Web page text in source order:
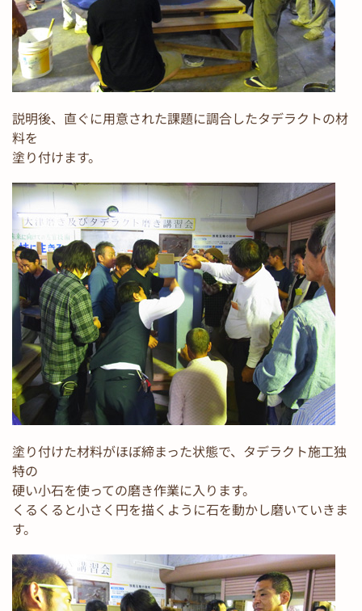
説明後、直ぐに用意された課題に調合したタデラクトの材
料を
塗り付けます。
塗り付けた材料がほぼ締まった状態で、タデラクト施工独
特の
硬い小石を使っての磨き作業に入ります。
くるくると小さく円を描くように石を動かし磨いていきま
す。